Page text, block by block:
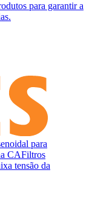
para garantir a
para
CAFiltros
tensão da